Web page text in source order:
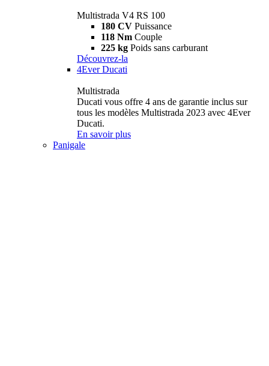
Multistrada V4 RS 100
180 CV Puissance
118 Nm Couple
225 kg Poids sans carburant
Découvrez-la
4Ever Ducati
Multistrada
Ducati vous offre 4 ans de garantie inclus sur
tous les modèles Multistrada 2023 avec 4Ever
Ducati.
En savoir plus
Panigale